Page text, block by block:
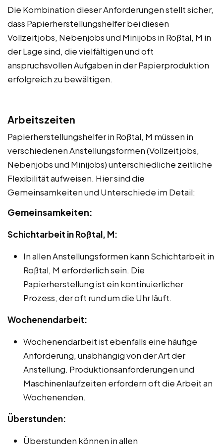
Die Kombination dieser Anforderungen stellt sicher,
dass Papierherstellungshelfer bei diesen
Vollzeitjobs, Nebenjobs und Minijobs in Roßtal, M in
der Lage sind, die vielfältigen und oft
anspruchsvollen Aufgaben in der Papierproduktion
erfolgreich zu bewältigen.
Arbeitszeiten
Papierherstellungshelfer in Roßtal, M müssen in
verschiedenen Anstellungsformen (Vollzeitjobs,
Nebenjobs und Minijobs) unterschiedliche zeitliche
Flexibilität aufweisen. Hier sind die
Gemeinsamkeiten und Unterschiede im Detail:
Gemeinsamkeiten:
Schichtarbeit in Roßtal, M:
In allen Anstellungsformen kann Schichtarbeit in
Roßtal, M erforderlich sein. Die
Papierherstellung ist ein kontinuierlicher
Prozess, der oft rund um die Uhr läuft.
Wochenendarbeit:
Wochenendarbeit ist ebenfalls eine häufige
Anforderung, unabhängig von der Art der
Anstellung. Produktionsanforderungen und
Maschinenlaufzeiten erfordern oft die Arbeit an
Wochenenden.
Überstunden:
Überstunden können in allen